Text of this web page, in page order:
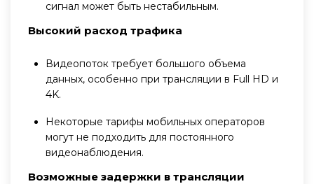
сигнал может быть нестабильным.
Высокий расход трафика
Видеопоток требует большого объема
данных, особенно при трансляции в Full HD и
4K.
Некоторые тарифы мобильных операторов
могут не подходить для постоянного
видеонаблюдения.
Возможные задержки в трансляции